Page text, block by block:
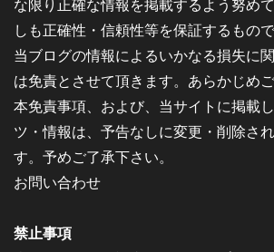
な限り正確な情報を掲載するよう努め
しも正確性・信頼性等を保証するもの
当ブログの情報によるいかなる損失に
は免責とさせて頂きます。あらかじめ
本免責事項、および、当サイトに掲載
ツ・情報は、予告なしに変更・削除さ
す。予めご了承下さい。
お問い合わせ
禁止事項